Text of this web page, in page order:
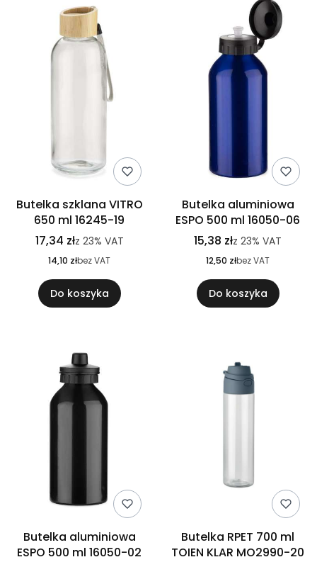
Butelka szklana VITRO
650 ml 16245-19
17,34 złz 23% VAT
14,10 złbez VAT
Do koszyka
Butelka aluminiowa
ESPO 500 ml 16050-06
15,38 złz 23% VAT
12,50 złbez VAT
Do koszyka
Butelka aluminiowa
ESPO 500 ml 16050-02
Butelka RPET 700 ml
TOIEN KLAR MO2990-20